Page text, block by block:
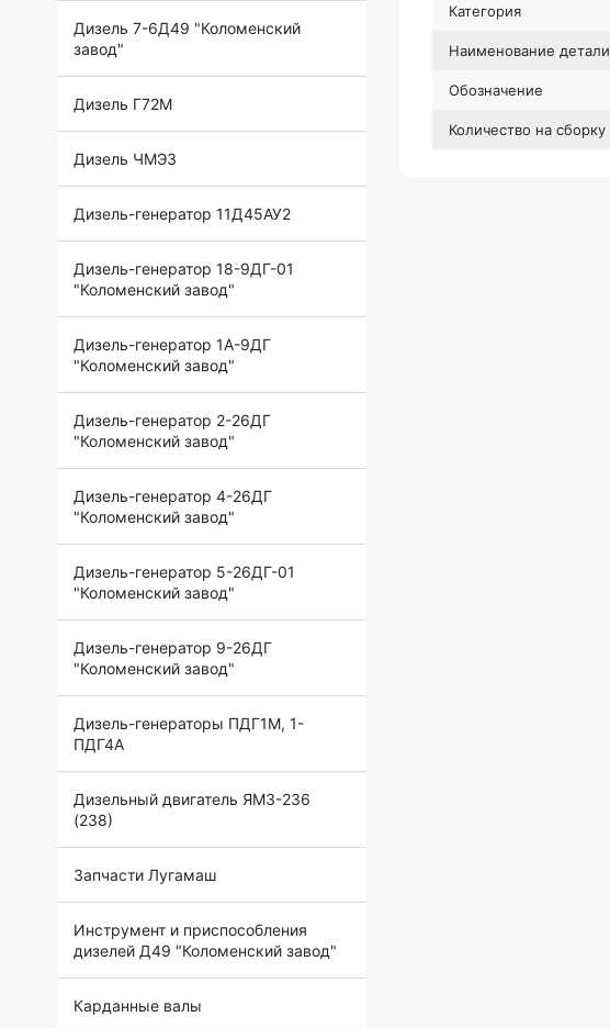
Дизель 7-6Д49 "Коломенский
завод"
Дизель Г72М
Дизель ЧМЭ3
Дизель-генератор 11Д45АУ2
Дизель-генератор 18-9ДГ-01
"Коломенский завод"
Дизель-генератор 1А-9ДГ
"Коломенский завод"
Дизель-генератор 2-26ДГ
"Коломенский завод"
Дизель-генератор 4-26ДГ
"Коломенский завод"
Дизель-генератор 5-26ДГ-01
"Коломенский завод"
Дизель-генератор 9-26ДГ
"Коломенский завод"
Дизель-генераторы ПДГ1М, 1-
ПДГ4А
Дизельный двигатель ЯМЗ-236
(238)
Запчасти Лугамаш
Инструмент и приспособления
дизелей Д49 "Коломенский завод"
Карданные валы
Категория
Наименование детали
Обозначение
Количество на сборку